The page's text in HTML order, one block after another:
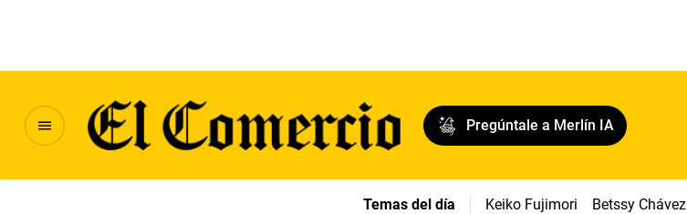
Pregúntale a Merlín IA
Temas del día Keiko Fujimori Betssy Chávez